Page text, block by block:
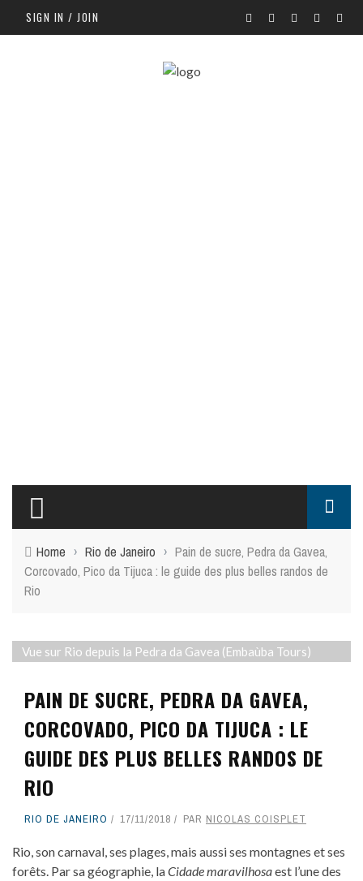
SIGN IN / JOIN
Home › Rio de Janeiro › Pain de sucre, Pedra da Gavea,
Corcovado, Pico da Tijuca : le guide des plus belles randos de
Rio
Vue sur Rio depuis la Pedra da Gavea (Embaùba Tours)
PAIN DE SUCRE, PEDRA DA GAVEA,
CORCOVADO, PICO DA TIJUCA : LE
GUIDE DES PLUS BELLES RANDOS DE
RIO
RIO DE JANEIRO 17/11/2018 PAR NICOLAS COISPLET
Rio, son carnaval, ses plages, mais aussi ses montagnes et ses
forêts. Par sa géographie, laCidade maravilhosaest l’une des